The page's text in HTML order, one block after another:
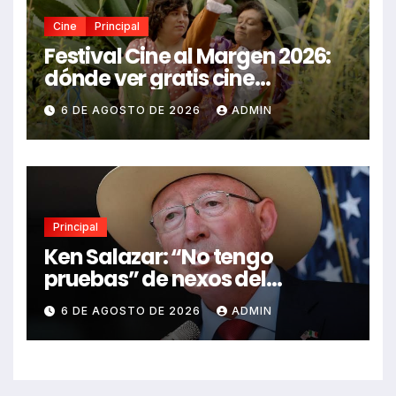
Cine Principal
Festival Cine al Margen 2026:
dónde ver gratis cine
mexicano independiente en
CDMX y en línea
6 DE AGOSTO DE 2026 ADMIN
Principal
Ken Salazar: “No tengo
pruebas” de nexos del
Gobierno de México con el
narco
6 DE AGOSTO DE 2026 ADMIN